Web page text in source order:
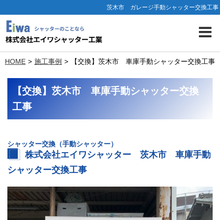
茨木市 ガレージ手動シャッター交換工事
HOME 施工事例 【交換】茨木市 車庫手動シャッター交換工事
【交換】茨木市 車庫手動シャッター交換
工事
シャッター交換（手動シャッター）
株式会社エイワシャッター 茨木市 車庫手動
シャッター交換工事